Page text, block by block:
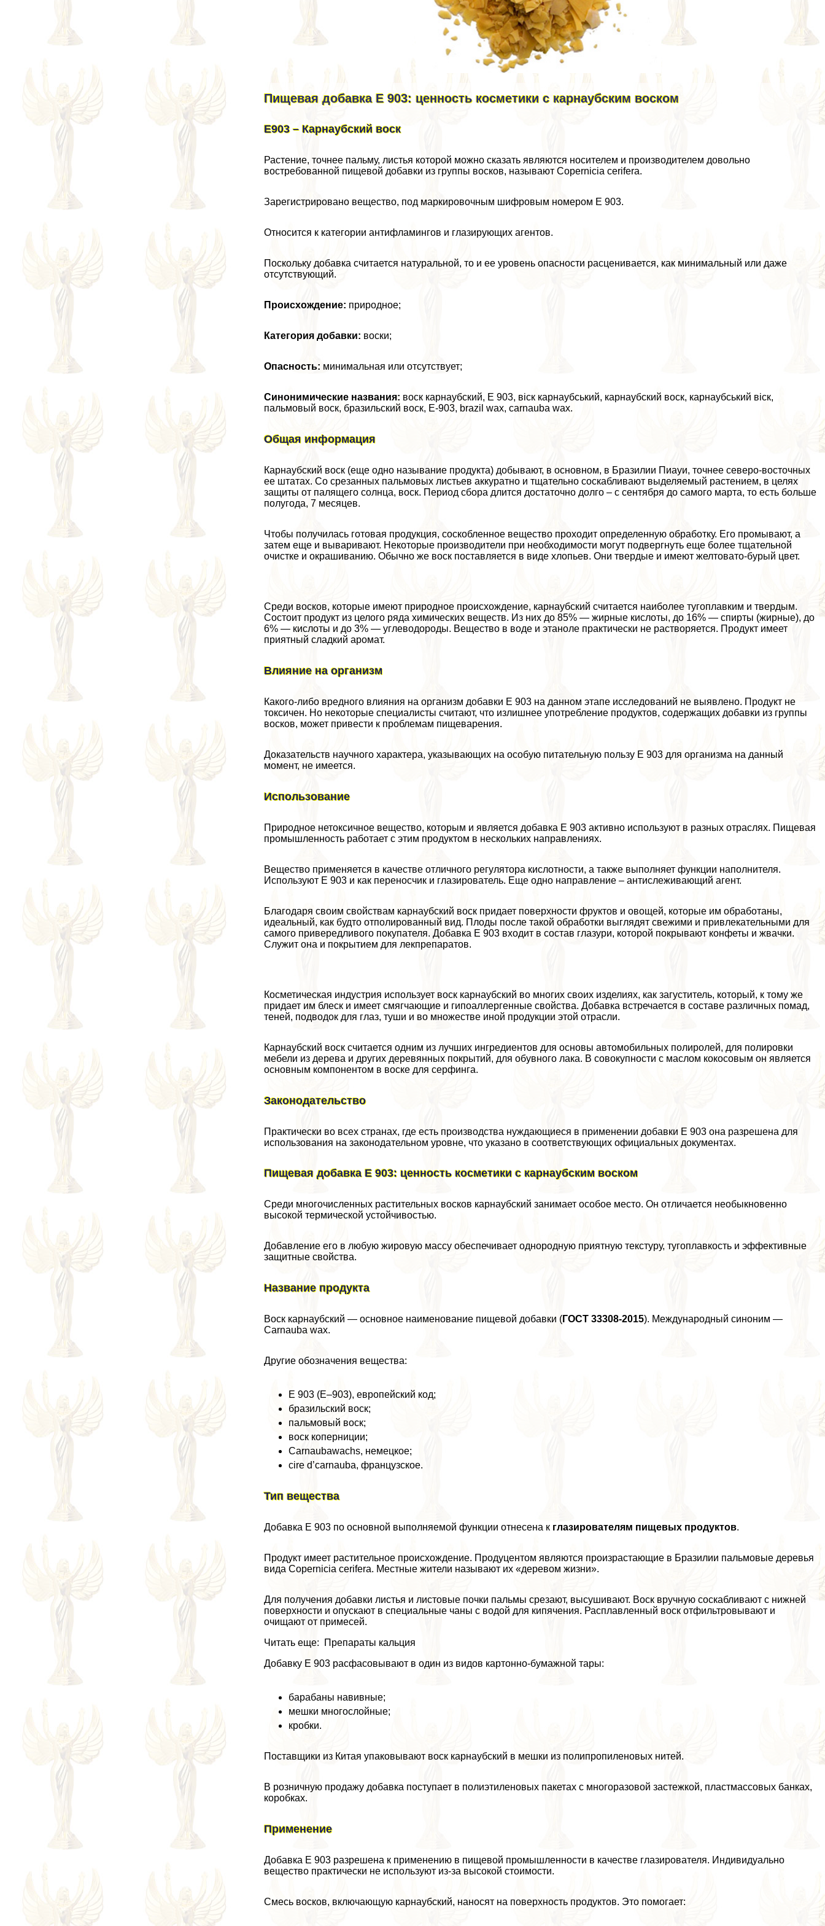
Пищевая добавка Е 903: ценность косметики с карнаубским воском
Е903 – Карнаубский воск
Растение, точнее пальму, листья которой можно сказать являются носителем и производителем довольно
востребованной пищевой добавки из группы восков, называют Copernicia cerifera.
Зарегистрировано вещество, под маркировочным шифровым номером Е 903.
Относится к категории антифламингов и глазирующих агентов.
Поскольку добавка считается натуральной, то и ее уровень опасности расценивается, как минимальный или даже
отсутствующий.
Происхождение: природное;
Категория добавки: воски;
Опасность: минимальная или отсутствует;
Синонимические названия: воск карнаубский, Е 903, віск карнаубський, карнаубский воск, карнаубський віск,
пальмовый воск, бразильский воск, Е-903, brazil wax, carnauba wax.
Общая информация
Карнаубский воск (еще одно называние продукта) добывают, в основном, в Бразилии Пиауи, точнее северо-восточных
ее штатах. Со срезанных пальмовых листьев аккуратно и тщательно соскабливают выделяемый растением, в целях
защиты от палящего солнца, воск. Период сбора длится достаточно долго – с сентября до самого марта, то есть больше
полугода, 7 месяцев.
Чтобы получилась готовая продукция, соскобленное вещество проходит определенную обработку. Его промывают, а
затем еще и вываривают. Некоторые производители при необходимости могут подвергнуть еще более тщательной
очистке и окрашиванию. Обычно же воск поставляется в виде хлопьев. Они твердые и имеют желтовато-бурый цвет.
Среди восков, которые имеют природное происхождение, карнаубский считается наиболее тугоплавким и твердым.
Состоит продукт из целого ряда химических веществ. Из них до 85% — жирные кислоты, до 16% — спирты (жирные), до
6% — кислоты и до 3% — углеводороды. Вещество в воде и этаноле пpaктически не растворяется. Продукт имеет
приятный сладкий аромат.
Влияние на организм
Какого-либо вредного влияния на организм добавки Е 903 на данном этапе исследований не выявлено. Продукт не
токсичен. Но некоторые специалисты считают, что излишнее употрeбление продуктов, содержащих добавки из группы
восков, может привести к проблемам пищеварения.
Доказательств научного хаpaктера, указывающих на особую питательную пользу Е 903 для организма на данный
момент, не имеется.
Использование
Природное нетоксичное вещество, которым и является добавка Е 903 активно используют в разных отраслях. Пищевая
промышленность работает с этим продуктом в нескольких направлениях.
Вещество применяется в качестве отличного регулятора кислотности, а также выполняет функции наполнителя.
Используют Е 903 и как переносчик и глазирователь. Еще одно направление – антислеживающий агент.
Благодаря своим свойствам карнаубский воск придает поверхности фруктов и овощей, которые им обработаны,
идеальный, как будто отполированный вид. Плоды после такой обработки выглядят свежими и привлекательными для
самого привередливого покупателя. Добавка Е 903 входит в состав глазури, которой покрывают конфеты и жвачки.
Служит она и покрытием для лекпрепаратов.
Косметическая индустрия использует воск карнаубский во многих своих изделиях, как загуститель, который, к тому же
придает им блеск и имеет смягчающие и гипоаллергенные свойства. Добавка встречается в составе различных помад,
теней, подводок для глаз, туши и во множестве иной продукции этой отрасли.
Карнаубский воск считается одним из лучших ингредиентов для основы автомобильных полиролей, для полировки
мебели из дерева и других деревянных покрытий, для обувного лака. В совокупности с маслом кокосовым он является
основным компонентом в воске для серфинга.
Законодательство
Пpaктически во всех странах, где есть производства нуждающиеся в применении добавки Е 903 она разрешена для
использования на законодательном уровне, что указано в соответствующих официальных документах.
Пищевая добавка Е 903: ценность косметики с карнаубским воском
Среди многочисленных растительных восков карнаубский занимает особое место. Он отличается необыкновенно
высокой термической устойчивостью.
Добавление его в любую жировую массу обеспечивает однородную приятную текстуру, тугоплавкость и эффективные
защитные свойства.
Название продукта
Воск карнаубский — основное наименование пищевой добавки (ГОСТ 33308-2015). Международный синоним —
Carnauba wax.
Другие обозначения вещества:
Е 903 (Е–903), европейский код;
бразильский воск;
пальмовый воск;
воск коперниции;
Carnaubawachs, немецкое;
cire d’carnauba, французское.
Тип вещества
Добавка E 903 по основной выполняемой функции отнесена к глазирователям пищевых продуктов.
Продукт имеет растительное происхождение. Продуцентом являются произрастающие в Бразилии пальмовые деревья
вида Copernicia cerifera. Местные жители называют их «деревом жизни».
Для получения добавки листья и листовые почки пальмы срезают, высушивают. Воск вручную соскабливают с нижней
поверхности и опускают в специальные чаны с водой для кипячения. Расплавленный воск отфильтровывают и
очищают от примесей.
Читать еще: Препараты кальция
Добавку Е 903 расфасовывают в один из видов картонно-бумажной тары:
баpaбаны навивные;
мешки многослойные;
кробки.
Поставщики из Китая упаковывают воск карнаубский в мешки из полипропиленовых нитей.
В розничную продажу добавка поступает в полиэтиленовых пакетах с многоразовой застежкой, пластмассовых банках,
коробках.
Применение
Добавка E 903 разрешена к применению в пищевой промышленности в качестве глазирователя. Индивидуально
вещество пpaктически не используют из-за высокой стоимости.
Смесь восков, включающую карнаубский, наносят на поверхность продуктов. Это помогает: